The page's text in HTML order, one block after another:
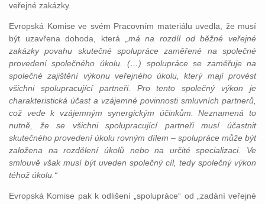
veřejné zakázky.
Evropská Komise ve svém Pracovním materiálu uvedla, že musí
být uzavřena dohoda, která
„má na rozdíl od běžné veřejné
zakázky povahu skutečné spolupráce zaměřené na společné
provedení společného úkolu. (…) spolupráce se zaměřuje na
společné zajištěnívýkonu veřejného úkolu, který mají provést
všichni spolupracující partneři. Pro tento společný výkon je
charakteristická účast a vzájemné povinnosti smluvních partnerů,
což vede k vzájemným synergickým účinkům. Neznamená to
nutně, že se všichni spolupracující partneři musí účastnit
skutečného provedení úkolu rovným dílem – spolupráce může být
založena na rozdělení úkolů nebo na určité specializaci. Ve
smlouvě však musí být uveden společný cíl, tedy společný výkon
téhož úkolu.“
Evropská Komise pak k odlišení „spolupráce“ od „zadání veřejné